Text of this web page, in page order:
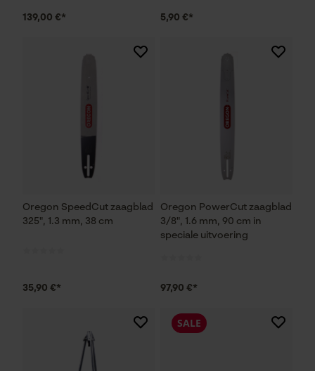
139,00 €* 5,90 €*
Oregon SpeedCut zaagblad
325", 1.3 mm, 38 cm
35,90 €*
Oregon PowerCut zaagblad
3/8", 1.6 mm, 90 cm in
speciale uitvoering
97,90 €*
SALE